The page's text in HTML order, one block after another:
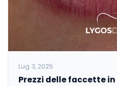
Lug 3, 2025
Prezzi delle faccette